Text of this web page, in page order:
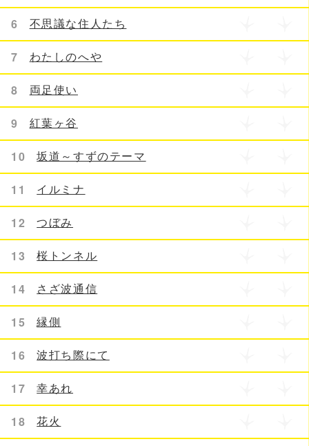
6 不思議な住人たち
7 わたしのへや
8 両足使い
9 紅葉ヶ谷
10 坂道～すずのテーマ
11 イルミナ
12 つぼみ
13 桜トンネル
14 さざ波通信
15 縁側
16 波打ち際にて
17 幸あれ
18 花火